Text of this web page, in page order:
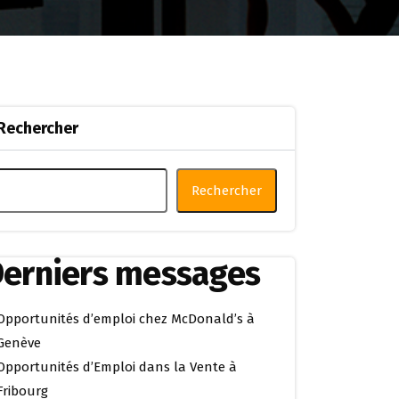
Rechercher
messages
d’emploi chez McDonald’s à
d’Emploi dans la Vente à